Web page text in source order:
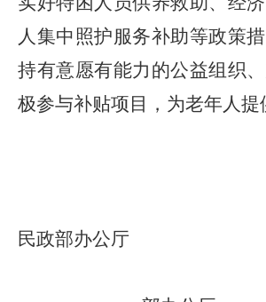
人集中照护服务补助等政策
持有意愿有能力的公益组织
极参与补贴项目，为老年人提
民政部办公厅